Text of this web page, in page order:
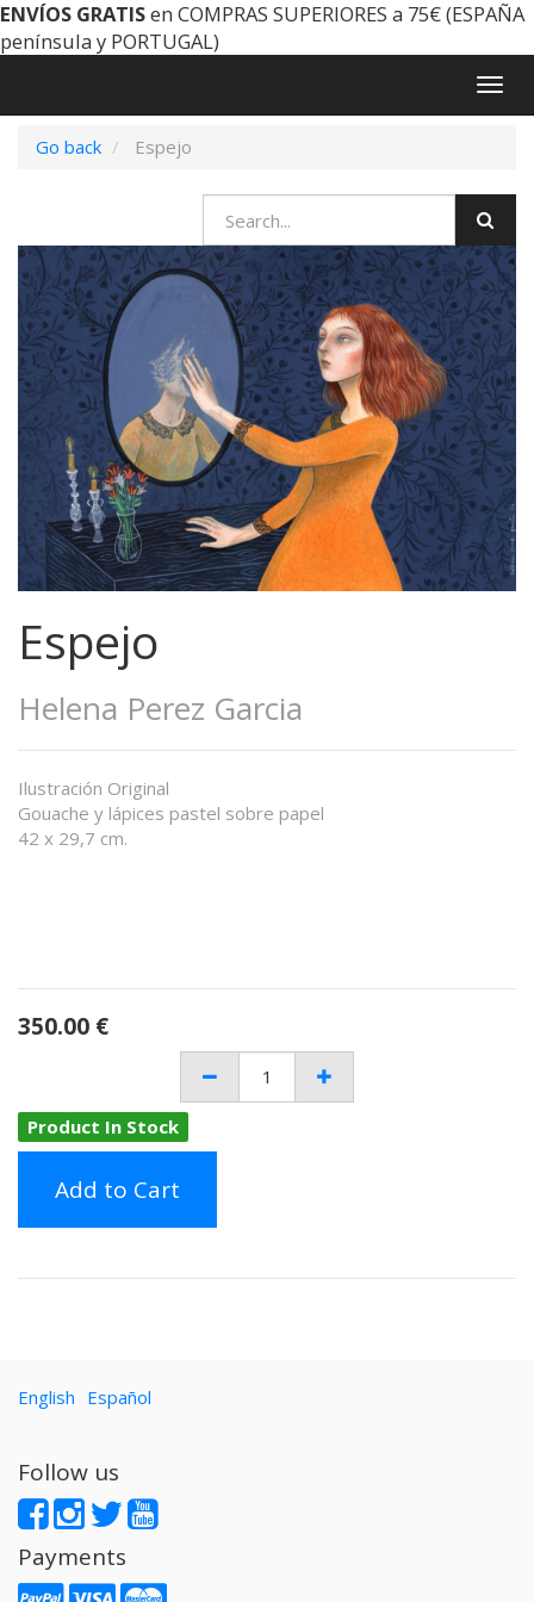
ENVÍOS GRATISen COMPRAS SUPERIORES a 75€ (ESPAÑA
península y PORTUGAL)
Go back
Espejo
Espejo
Helena Perez Garcia
Ilustración Original
Gouache y lápices pastel sobre papel
42 x 29,7 cm.
350.00 €
Product In Stock
Add to Cart
English Español
Follow us
Payments